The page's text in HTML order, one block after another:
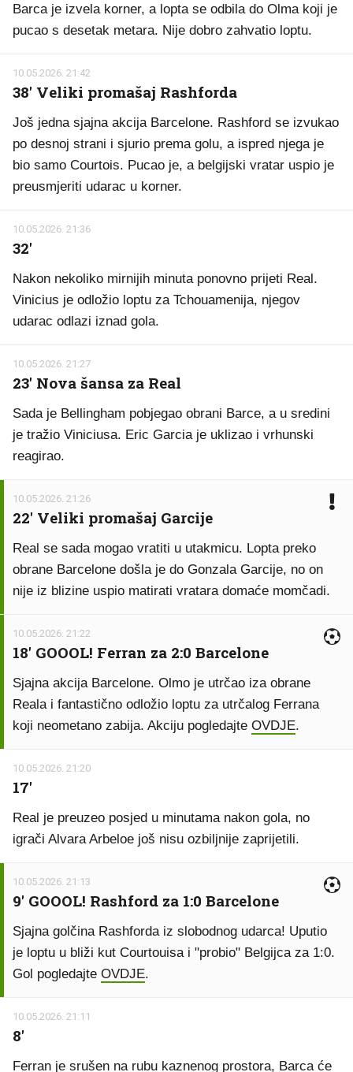
Barca je izvela korner, a lopta se odbila do Olma koji je
pucao s desetak metara. Nije dobro zahvatio loptu.
10.05.2026. 21:42
38' Veliki promašaj Rashforda
Još jedna sjajna akcija Barcelone. Rashford se izvukao
po desnoj strani i sjurio prema golu, a ispred njega je
bio samo Courtois. Pucao je, a belgijski vratar uspio je
preusmjeriti udarac u korner.
10.05.2026. 21:36
32'
Nakon nekoliko mirnijih minuta ponovno prijeti Real.
Vinicius je odložio loptu za Tchouamenija, njegov
udarac odlazi iznad gola.
10.05.2026. 21:27
23' Nova šansa za Real
Sada je Bellingham pobjegao obrani Barce, a u sredini
je tražio Viniciusa. Eric Garcia je uklizao i vrhunski
reagirao.
10.05.2026. 21:26
22' Veliki promašaj Garcije
Real se sada mogao vratiti u utakmicu. Lopta preko
obrane Barcelone došla je do Gonzala Garcije, no on
nije iz blizine uspio matirati vratara domaće momčadi.
10.05.2026. 21:22
18' GOOOL! Ferran za 2:0 Barcelone
Sjajna akcija Barcelone. Olmo je utrčao iza obrane
Reala i fantastično odložio loptu za utrčalog Ferrana
koji neometano zabija. Akciju pogledajte OVDJE.
10.05.2026. 21:20
17'
Real je preuzeo posjed u minutama nakon gola, no
igrači Alvara Arbeloe još nisu ozbiljnije zaprijetili.
10.05.2026. 21:13
9' GOOOL! Rashford za 1:0 Barcelone
Sjajna golčina Rashforda iz slobodnog udarca! Uputio
je loptu u bliži kut Courtouisa i "probio" Belgijca za 1:0.
Gol pogledajte OVDJE.
10.05.2026. 21:11
8'
Ferran je srušen na rubu kaznenog prostora, Barca će